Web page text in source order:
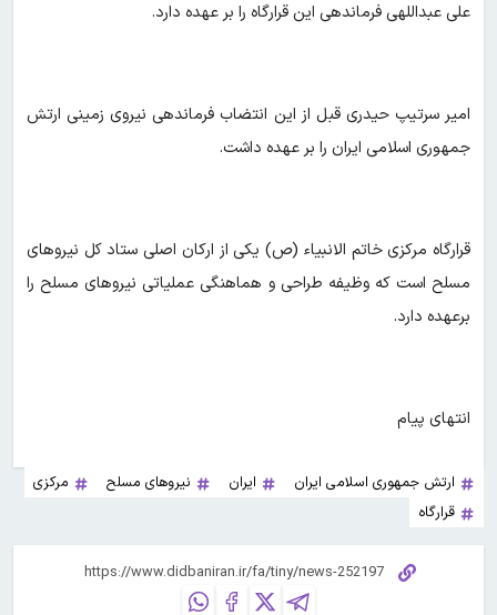
علی عبداللهی فرماندهی این قرارگاه را بر عهده دارد.
امیر سرتیپ حیدری قبل از این انتضاب فرماندهی نیروی زمینی ارتش
جمهوری اسلامی ایران را بر عهده داشت.
قرارگاه مرکزی خاتم الانبیاء (ص) یکی از ارکان اصلی ستاد کل نیروهای
مسلح است که وظیفه طراحی و هماهنگی عملیاتی نیروهای مسلح را
برعهده دارد.
انتهای پیام
ارتش جمهوری اسلامی ایران ایران نیروهای مسلح
مرکزی
قرارگاه